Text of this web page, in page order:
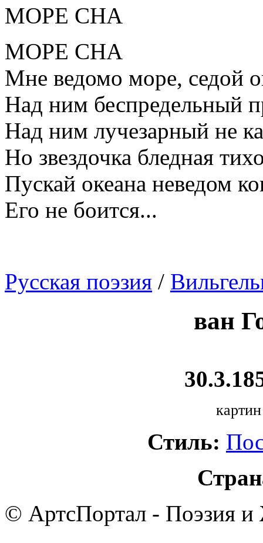
МОРЕ СНА
МОРЕ СНА
Мне ведомо море, седой
Над ним беспредельный
Над ним лучезарный не
Но звездочка бледная
Пускай океана неведом
Его не боится...
Русская поэзия /
ван
Стиль:
© АртсПортал - Поэзия